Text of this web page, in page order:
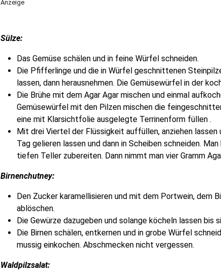
Anzeige
Sülze:
Das Gemüse schälen und in feine Würfel schneiden.
Die Pfifferlinge und die in Würfel geschnittenen
lassen, dann herausnehmen. Die Gemüsewürfel in der
Die Brühe mit dem Agar Agar mischen und einmal
Gemüsewürfel mit den Pilzen mischen die
eine mit Klarsichtfolie ausgelegte Terrinenform füllen .
Mit drei Viertel der Flüssigkeit auffüllen, anziehen lassen
Tag gelieren lassen und dann in Scheiben schneiden.
tiefen Teller zubereiten. Dann nimmt man vier Gramm
Birnenchutney:
Den Zucker karamellisieren und mit dem Portwein, dem
ablöschen.
Die Gewürze dazugeben und solange köcheln lassen bis
Die Birnen schälen, entkernen und in grobe Würfel
mussig einkochen. Abschmecken nicht vergessen.
Waldpilzsalat: